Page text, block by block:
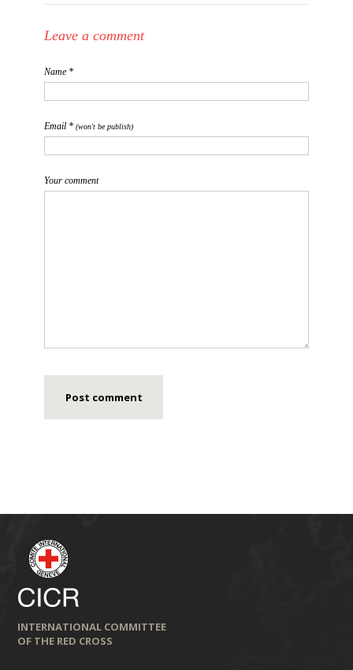
Leave a comment
Name *
Email * (won't be publish)
Your comment
INTERNATIONAL COMMITTEE
OF THE RED CROSS